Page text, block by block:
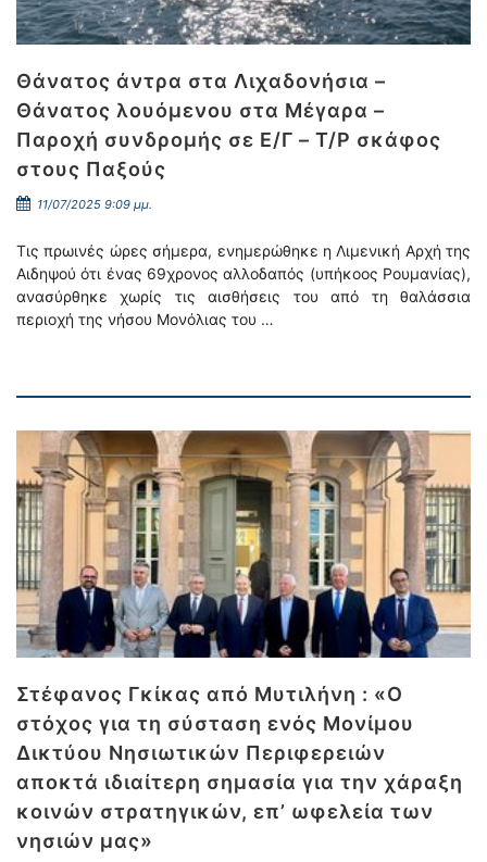
Θάνατος άντρα στα Λιχαδονήσια –
Θάνατος λουόμενου στα Μέγαρα –
Παροχή συνδρομής σε Ε/Γ – Τ/Ρ σκάφος
στους Παξούς
11/07/2025 9:09 μμ.
Τις πρωινές ώρες σήμερα, ενημερώθηκε η Λιμενική Αρχή της
Αιδηψού ότι ένας 69χρονος αλλοδαπός (υπήκοος Ρουμανίας),
ανασύρθηκε χωρίς τις αισθήσεις του από τη θαλάσσια
περιοχή της νήσου Μονόλιας του …
Στέφανος Γκίκας από Μυτιλήνη : «Ο
στόχος για τη σύσταση ενός Μονίμου
Δικτύου Νησιωτικών Περιφερειών
αποκτά ιδιαίτερη σημασία για την χάραξη
κοινών στρατηγικών, επ’ ωφελεία των
νησιών μας»